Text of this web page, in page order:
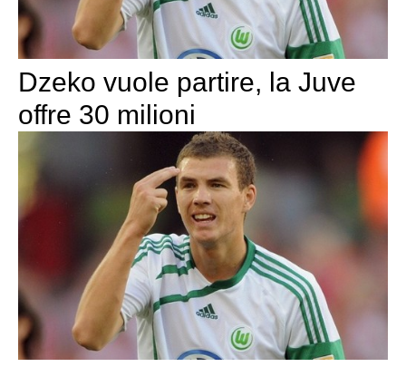
Dzeko vuole partire, la Juve
offre 30 milioni